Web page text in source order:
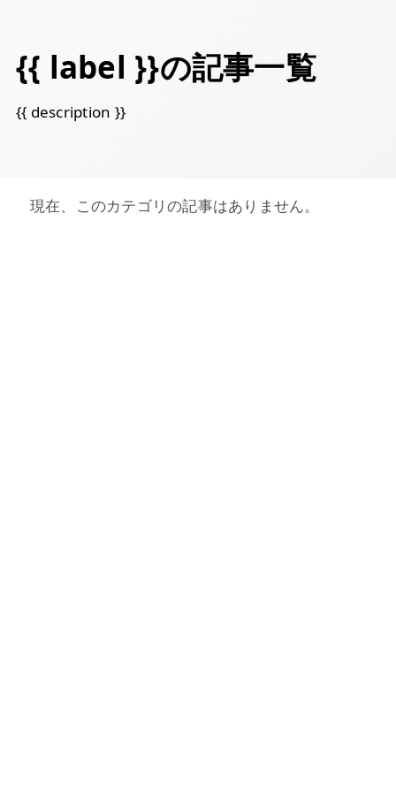
{{ label }}の記事一覧
{{ description }}
現在、このカテゴリの記事はありません。